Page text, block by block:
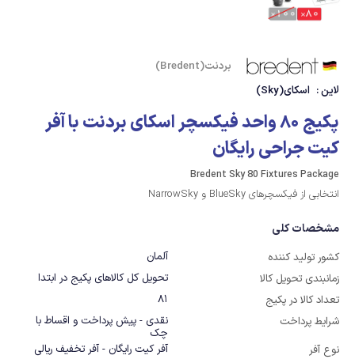
بردنت(Bredent)
لاین : اسکای(Sky)
پکیج 80 واحد فیکسچر اسکای بردنت با آفر
کیت جراحی رایگان
Bredent Sky 80 Fixtures Package
انتخابی از فیکسچرهای BlueSky و NarrowSky
مشخصات کلی
کشور تولید کننده
آلمان
زمانبندی تحویل کالا
تحویل کل کالاهای پکیج در ابتدا
تعداد کالا در پکیج
81
شرایط پرداخت
نقدی - پیش پرداخت و اقساط با
چک
نوع آفر
آفر کیت رایگان - آفر تخفیف ریالی